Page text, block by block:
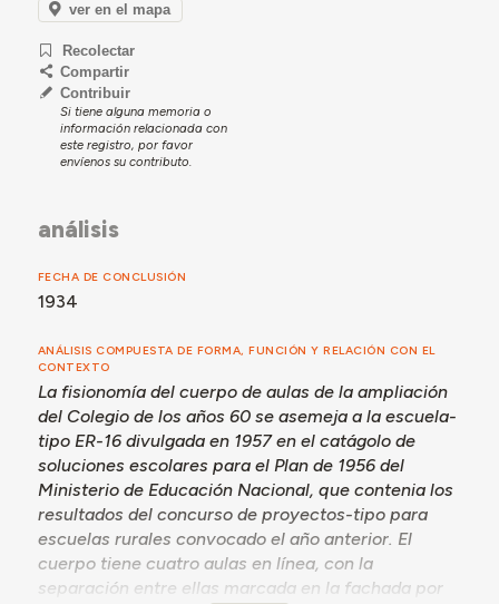
ver en el mapa
Recolectar
Compartir
Contribuir
Si tiene alguna memoria o
información relacionada con
este registro, por favor
envíenos su contributo.
análisis
FECHA DE CONCLUSIÓN
1934
ANÁLISIS COMPUESTA DE FORMA, FUNCIÓN Y RELACIÓN CON EL
CONTEXTO
La fisionomía del cuerpo de aulas de la ampliación
del Colegio de los años 60 se asemeja a la escuela-
tipo ER-16 divulgada en 1957 en el catágolo de
soluciones escolares para el Plan de 1956 del
Ministerio de Educación Nacional, que contenia los
resultados del concurso de proyectos-tipo para
escuelas rurales convocado el año anterior. El
cuerpo tiene cuatro aulas en línea, con la
separación entre ellas marcada en la fachada por